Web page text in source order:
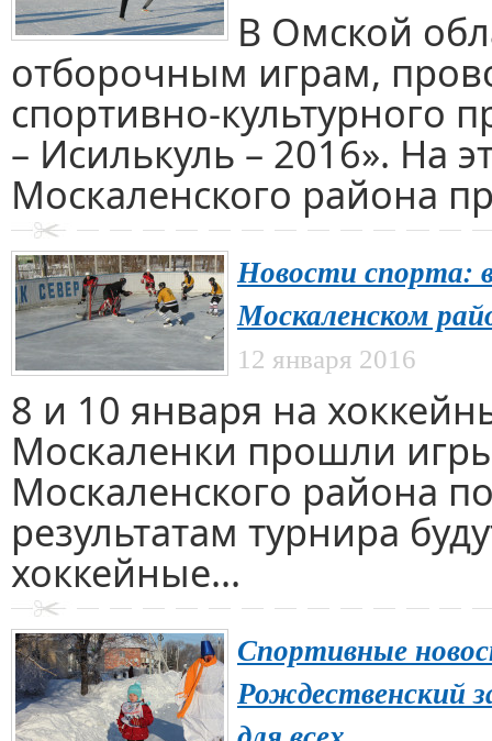
В Омской
отборочным играм,
спортивно-культурного
– Исилькуль – 2016». На
Москаленского района
Новости спорта:
Москаленском
12 января 2016
8 и 10 января на
Москаленки прошли
Москаленского района
результатам турнира
хоккейные...
Спортивные
Рождественский